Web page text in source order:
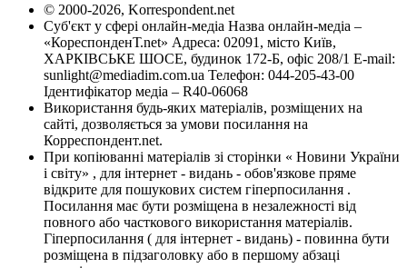
© 2000-2026, Korrespondent.net
Суб'єкт у сфері онлайн-медіа Назва онлайн-медіа –
«КореспонденТ.net» Адреса: 02091, місто Київ,
ХАРКІВСЬКЕ ШОСЕ, будинок 172-Б, офіс 208/1 E-mail:
sunlight@mediadim.com.ua Телефон: 044-205-43-00
Ідентифікатор медіа – R40-06068
Використання будь-яких матеріалів, розміщених на
сайті, дозволяється за умови посилання на
Корреспондент.net.
При копіюванні матеріалів зі сторінки « Новини України
і світу» , для інтернет - видань - обов'язкове пряме
відкрите для пошукових систем гіперпосилання .
Посилання має бути розміщена в незалежності від
повного або часткового використання матеріалів.
Гіперпосилання ( для інтернет - видань) - повинна бути
розміщена в підзаголовку або в першому абзаці